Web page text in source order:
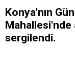
Konya'nın
Mahallesi'nde
sergilendi.